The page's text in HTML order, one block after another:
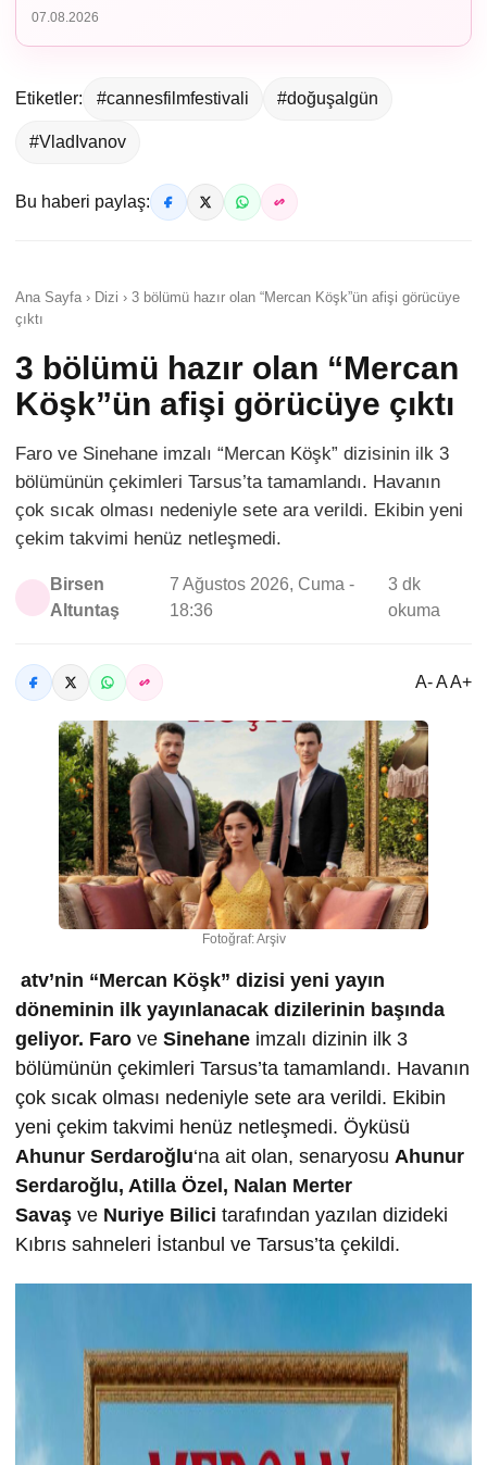
07.08.2026
Etiketler: #cannesfilmfestivali #doğuşalgün
#VladIvanov
Bu haberi paylaş:
Ana Sayfa › Dizi › 3 bölümü hazır olan “Mercan Köşk”ün afişi görücüye
çıktı
3 bölümü hazır olan “Mercan
Köşk”ün afişi görücüye çıktı
Faro ve Sinehane imzalı “Mercan Köşk” dizisinin ilk 3
bölümünün çekimleri Tarsus’ta tamamlandı. Havanın
çok sıcak olması nedeniyle sete ara verildi. Ekibin yeni
çekim takvimi henüz netleşmedi.
Birsen
Altuntaş
7 Ağustos 2026, Cuma -
18:36
3 dk
okuma
A- A A+
Fotoğraf: Arşiv
atv’nin “Mercan Köşk” dizisi yeni yayın
döneminin ilk yayınlanacak dizilerinin başında
geliyor. Faro ve Sinehane imzalı dizinin ilk 3
bölümünün çekimleri Tarsus’ta tamamlandı. Havanın
çok sıcak olması nedeniyle sete ara verildi. Ekibin
yeni çekim takvimi henüz netleşmedi. Öyküsü
Ahunur Serdaroğlu‘na ait olan, senaryosu Ahunur
Serdaroğlu, Atilla Özel, Nalan Merter
Savaş ve Nuriye Bilici tarafından yazılan dizideki
Kıbrıs sahneleri İstanbul ve Tarsus’ta çekildi.